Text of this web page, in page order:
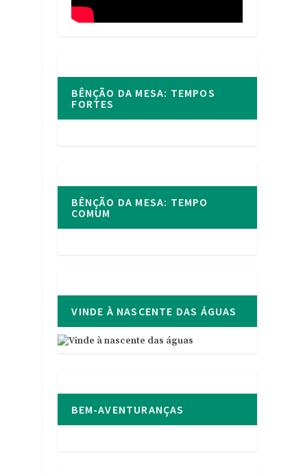
BÊNÇÃO DA MESA: TEMPOS
FORTES
BÊNÇÃO DA MESA: TEMPO
COMUM
VINDE À NASCENTE DAS ÁGUAS
BEM-AVENTURANÇAS